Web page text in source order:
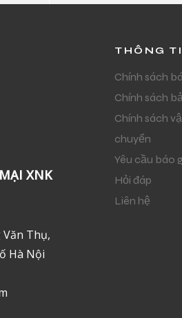
XNK
Văn Thụ,
Hà Nội
THÔNG
Chính sách
Chính sách
Chính sách
chuyển
Yêu cầu báo
Hỏi đáp
Liên hệ